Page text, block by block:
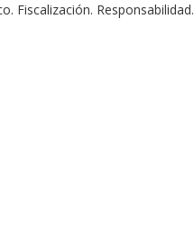
Fiscalización. Responsabilidad.